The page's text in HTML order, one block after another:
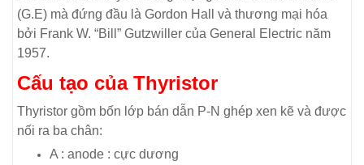
(G.E) mà đứng đầu là Gordon Hall và thương mại hóa
bởi Frank W. “Bill” Gutzwiller của General Electric năm
1957.
Cấu tạo của Thyristor
Thyristor gồm bốn lớp bán dẫn P-N ghép xen kẽ và được
nối ra ba chân:
A : anode : cực dương